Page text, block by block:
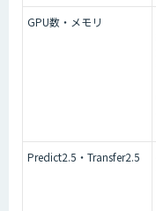
GPU数・メモリ
Predict2.5・Transfer2.5